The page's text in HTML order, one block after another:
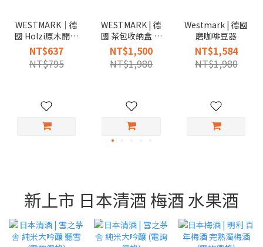
WESTMARK｜德
國 Holzi原木開核
桃器
NT$637
NT$795
WESTMARK | 德
國 茶包收納盒 竹
製
NT$1,500
NT$1,980
Westmark | 德國
磨咖啡豆器
NT$1,584
NT$1,980
新上市 日本清酒 梅酒 水果酒